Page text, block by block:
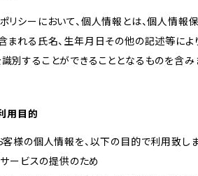
リシーにおいて、個人情報とは、個人情
まれる氏名、生年月日その他の記述等に
別することができることとなるものを含み
用目的
客様の個人情報を、以下の目的で利用致しま
サービスの提供のため